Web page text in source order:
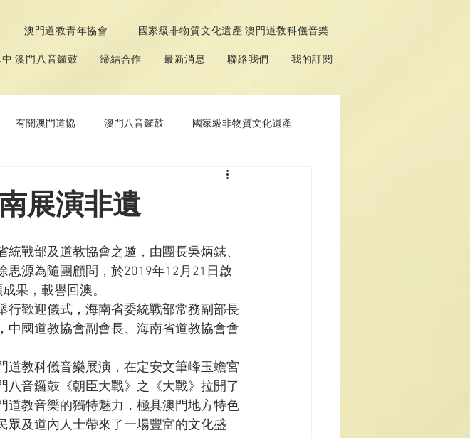
澳門道教青年協會 國家級非物質文化遺產 澳門道敎科儀音樂
澳門八音鑼鼓 締結合作 最新消息 聯絡我們 我的訂閱
有關澳門道協 澳門八音鑼鼓 國家級非物質文化遺產
展演非遺
戰部及道教協會之邀，由團長吳炳鋕、
思源為隨團顧問，於2019年12月21日啟
果，載譽回澳。
行歡迎儀式，海南省委統戰部常務副部長
中國道教協會副會長、海南省道教協會會
道教科儀音樂展演，在定安文筆峰玉蟾宮
音鑼鼓《朝臣大戰》之《大戰》拉開了
道教音樂的獨特魅力，極具澳門地方特色
眾及道內人士帶來了一場豐富的文化盛